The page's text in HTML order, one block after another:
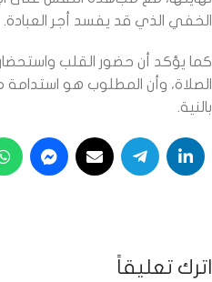
الخفي الذي قد يفسد أجر العبادة.
كما يؤكد أن حضور القلب
الصلاة، وأن المطلوب هو استدامة
بالنية.
اترك تعليقاً